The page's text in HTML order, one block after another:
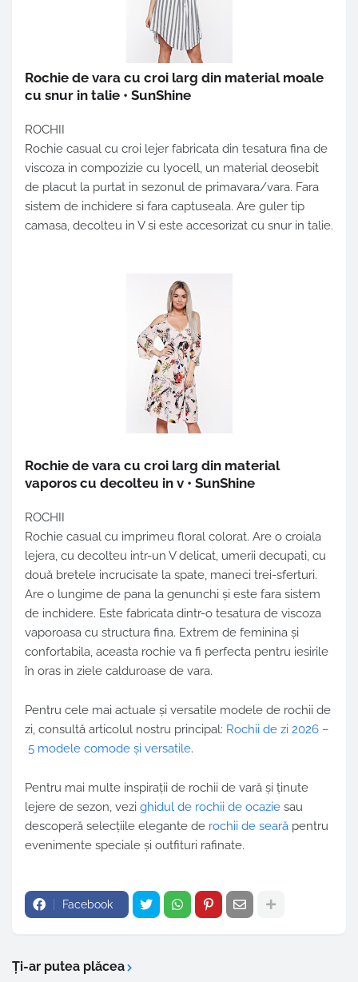
Rochie de vara cu croi larg din material moale
cu snur in talie • SunShine
ROCHII
Rochie casual cu croi lejer fabricata din tesatura fina de
viscoza in compozizie cu lyocell, un material deosebit
de placut la purtat in sezonul de primavara/vara. Fara
sistem de inchidere si fara captuseala. Are guler tip
camasa, decolteu in V si este accesorizat cu snur in talie.
Rochie de vara cu croi larg din material
vaporos cu decolteu in v • SunShine
ROCHII
Rochie casual cu imprimeu floral colorat. Are o croiala
lejera, cu decolteu intr-un V delicat, umerii decupati, cu
două bretele incrucisate la spate, maneci trei-sferturi.
Are o lungime de pana la genunchi și este fara sistem
de inchidere. Este fabricata dintr-o tesatura de viscoza
vaporoasa cu structura fina. Extrem de feminina și
confortabila, aceasta rochie va fi perfecta pentru iesirile
în oras in ziele calduroase de vara.
Pentru cele mai actuale și versatile modele de rochii de
zi, consultă articolul nostru principal: Rochii de zi 2026 –
5 modele comode și versatile.
Pentru mai multe inspirații de rochii de vară și ținute
lejere de sezon, vezi ghidul de rochii de ocazie sau
descoperă selecțiile elegante de rochii de seară pentru
evenimente speciale și outfituri rafinate.
Facebook
Ți-ar putea plăcea